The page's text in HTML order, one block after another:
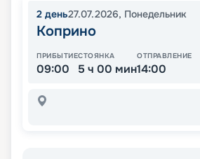
2 день27.07.2026, Понедельник
Коприно
ПРИБЫТИЕ
09:00
СТОЯНКА
5 ч 00 мин
ОТПРАВЛЕНИЕ
14:00